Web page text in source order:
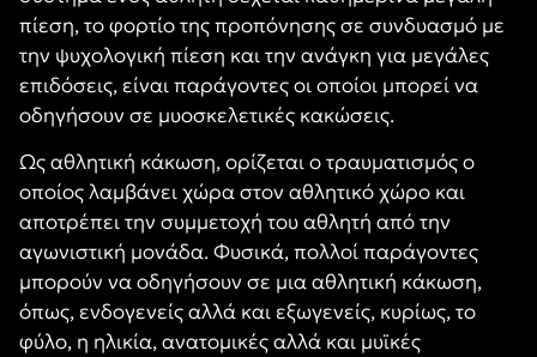
πίεση, το φορτίο της προπόνησης σε συνδυασμό με
την ψυχολογική πίεση και την ανάγκη για μεγάλες
επιδόσεις, είναι παράγοντες οι οποίοι μπορεί να
οδηγήσουν σε μυοσκελετικές κακώσεις.
Ως αθλητική κάκωση, ορίζεται ο τραυματισμός ο
οποίος λαμβάνει χώρα στον αθλητικό χώρο και
αποτρέπει την συμμετοχή του αθλητή από την
αγωνιστική μονάδα. Φυσικά, πολλοί παράγοντες
μπορούν να οδηγήσουν σε μια αθλητική κάκωση,
όπως, ενδογενείς αλλά και εξωγενείς, κυρίως, το
φύλο, η ηλικία, ανατομικές αλλά και μυϊκές